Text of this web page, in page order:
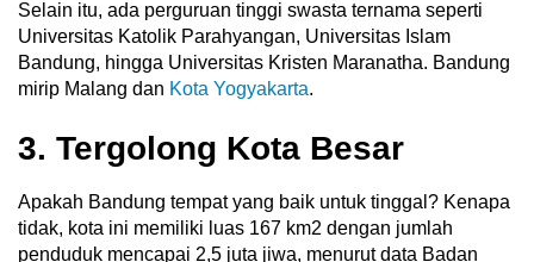
Selain itu, ada perguruan tinggi swasta ternama seperti
Universitas Katolik Parahyangan, Universitas Islam
Bandung, hingga Universitas Kristen Maranatha. Bandung
mirip Malang dan Kota Yogyakarta.
3. Tergolong Kota Besar
Apakah Bandung tempat yang baik untuk tinggal? Kenapa
tidak, kota ini memiliki luas 167 km2 dengan jumlah
penduduk mencapai 2,5 juta jiwa, menurut data Badan